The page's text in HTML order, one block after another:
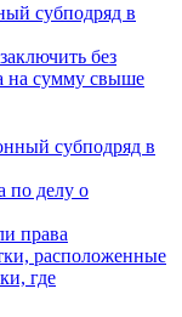
субподряд в
без
на сумму свыше
по делу о
права
расположенные
где